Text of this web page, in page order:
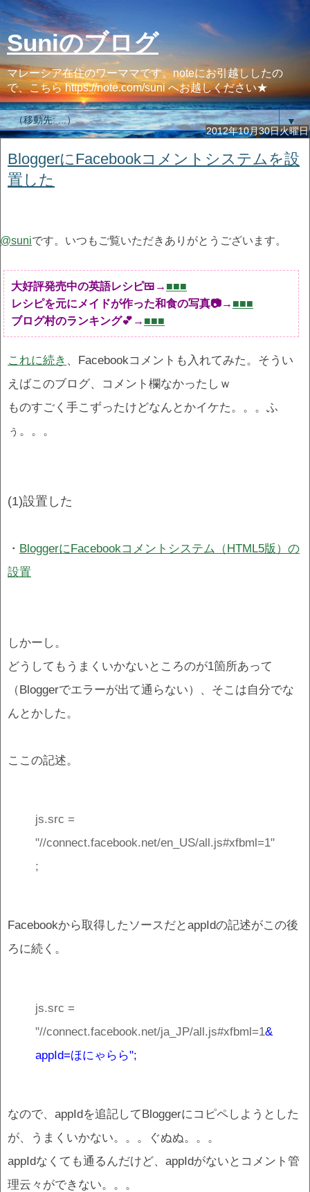
Suniのブログ
マレーシア在住のワーママです。noteにお引越ししたの
で、こちら https://note.com/suni へお越しください★
▼
2012年10月30日火曜日
BloggerにFacebookコメントシステムを設
置した
@suniです。いつもご覧いただきありがとうございます。
大好評発売中の英語レシピ🍱→ ■■■
レシピを元にメイドが作った和食の写真📷→ ■■■
ブログ村のランキング💕→ ■■■
これに続き 、Facebookコメントも入れてみた。そうい
えばこのブログ、コメント欄なかったしｗ
ものすごく手こずったけどなんとかイケた。。。ふ
ぅ。。。
(1)設置した
・ BloggerにFacebookコメントシステム（HTML5版）の
設置
しかーし。
どうしてもうまくいかないところのが1箇所あって
（Bloggerでエラーが出て通らない）、そこは自分でな
んとかした。
ここの記述。
js.src =
"//connect.facebook.net/en_US/all.js#xfbml=1"
;
Facebookから取得したソースだとappIdの記述がこの後
ろに続く。
js.src =
"//connect.facebook.net/ja_JP/all.js#xfbml=1&
appId=ほにゃらら";
なので、appIdを追記してBloggerにコピペしようとした
が、うまくいかない。。。ぐぬぬ。。。
appIdなくても通るんだけど、appIdがないとコメント管
理云々ができない。。。